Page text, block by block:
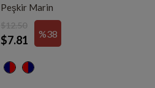
Peşkir Marin
$7.81
$12.50
%38